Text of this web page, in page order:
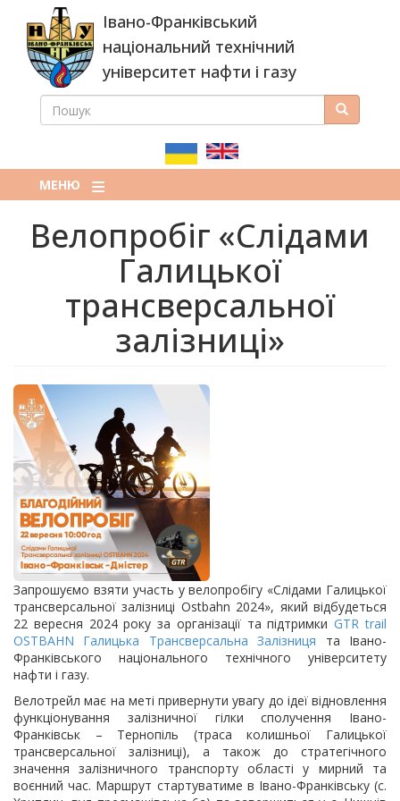
основного
вмісту
Івано-Франківський
національний технічний
університет нафти і газу
ПОШУКОВА
ПОШУК Пошук
МЕНЮ
Велопробіг «Слідами
Галицької
трансверсальної
залізниці»
Запрошуємо взяти участь у велопробігу «Слідами Галицької
трансверсальної залізниці Ostbahn 2024», який відбудеться
22 вересня 2024 року за організації та підтримкиGTR trail
OSTBAHN Галицька Трансверсальна Залізниця та Івано-
Франківського національного технічного університету
нафти і газу.
Велотрейл має на меті привернути увагу до ідеї відновлення
функціонування залізничної гілки сполучення Івано-
Франківськ – Тернопіль (траса колишньої Галицької
трансверсальної залізниці), а також до стратегічного
значення залізничного транспорту області у мирний та
воєнний час. Маршрут стартуватиме в Івано-Франківську (с.